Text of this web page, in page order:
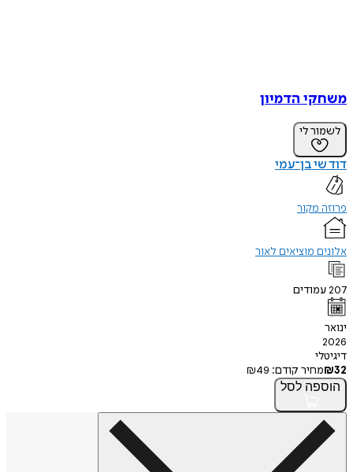
משחקי הדמיון
לשמור לי
דוד שי בן־עמי
פרוזה מקור
אלונים מוציאים לאור
207עמודים
ינואר
2026
דיגיטלי
₪32 מחיר קודם: ₪49
הוספה לסל